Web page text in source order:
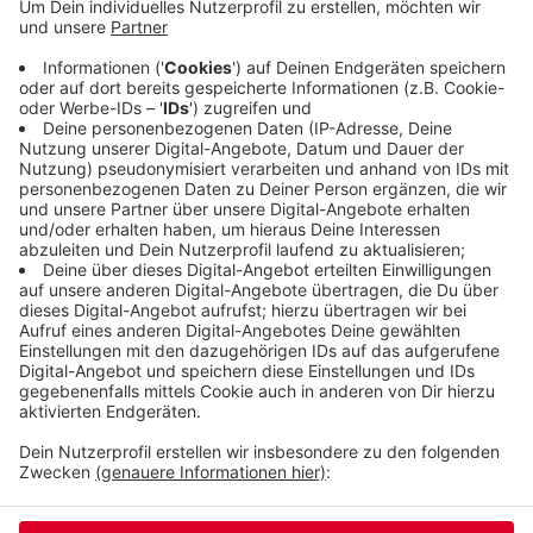
Düsseldorf pendelt, kann außerdem nicht mehr die
Vohwinkel verkehrt. Diese S-Bahn-Linie gilt
allerdings als besonders störungsanfällig und war
auch schon vor den Bauarbeiten immer wieder von
Verspätungen und Ausfällen betroffen.
Veröffentlicht: Samstag, 14.08.2021 07:24
Anzeige
Anzeige